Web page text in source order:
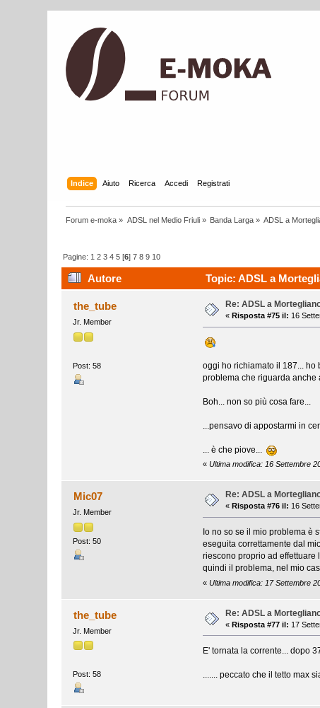
Indice Aiuto Ricerca Accedi Registrati
Forum e-moka » ADSL nel Medio Friuli» Banda Larga » ADSL a
Pagine: 1 2 3 4 5 [6]7 8 9 10
Autore Topic: ADSL a
the_tube
Jr. Member
Post: 58
Re: ADSL a
« Risposta #75 il: 16
oggi ho richiamato il 187... ho
problema che riguarda anche
Boh... non so più cosa fare...
...pensavo di appostarmi in
... è che piove...
« Ultima modifica: 16 Settembre
Mic07
Jr. Member
Post: 50
Re: ADSL a
« Risposta #76 il: 16
Io no so se il mio problema è
eseguita correttamente dal
riescono proprio ad effettuare
quindi il problema, nel mio
« Ultima modifica: 17 Settembre
the_tube
Jr. Member
Post: 58
Re: ADSL a
«Risposta #77 il: 17
E' tornata la corrente... dopo
....... peccato che il tetto max